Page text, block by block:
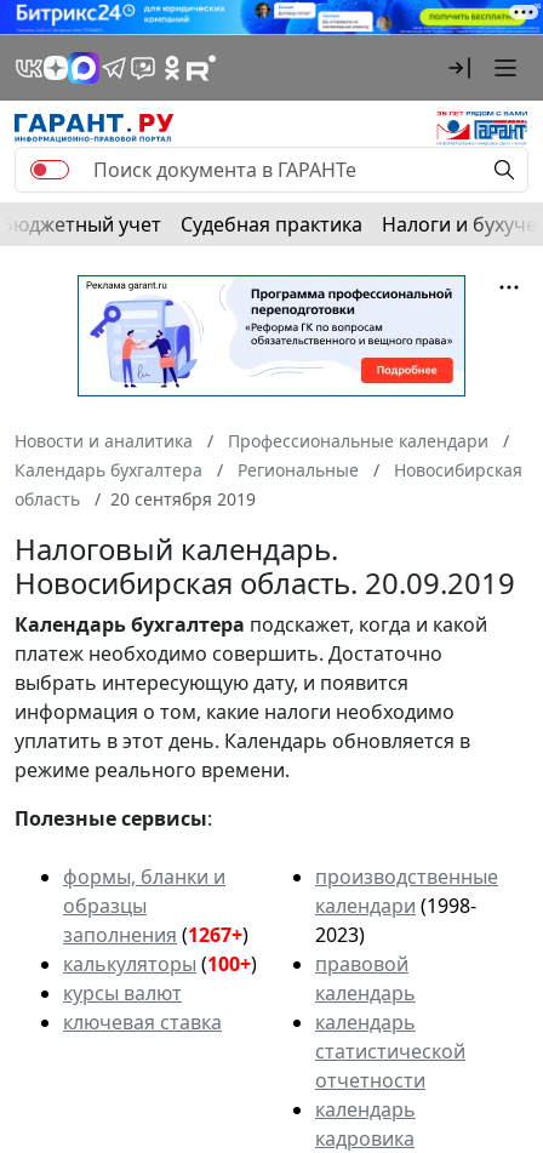
Бюджетный учет Судебная практика Налоги и
Новости и аналитика
Профессиональные календари
Календарь бухгалтера
Региональные
Новосибирская
область
20 сентября 2019
Налоговый календарь.
Новосибирская область. 20.09.2019
Календарьбухгалтера подскажет, когда и какой
платеж необходимо совершить. Достаточно
выбрать интересующую дату, и появится
информация о том, какие налоги необходимо
уплатить в этот день. Календарь обновляется в
режиме реального времени.
Полезные сервисы:
формы, бланки и
образцы
заполнения (1267+)
калькуляторы (100+)
курсы валют
ключевая ставка
производственные
календари (1998-
2023)
правовой
календарь
календарь
статистической
отчетности
календарь
кадровика